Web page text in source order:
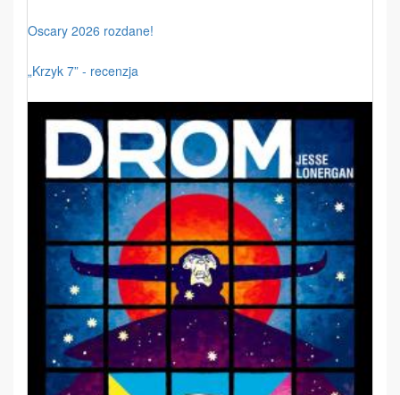
Oscary 2026 rozdane!
„Krzyk 7” - recenzja